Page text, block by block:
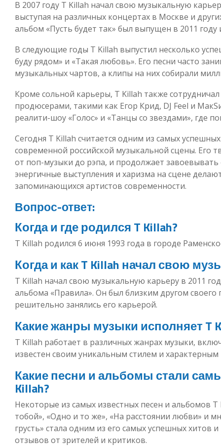
В 2007 году T Killah начал свою музыкальную
выступая на различных концертах в Москве и
альбом «Пусть будет так» был выпущен в 2011
В следующие годы T Killah выпустил несколько
буду рядом» и «Такая любовь». Его песни часто
музыкальных чартов, а клипы на них собирали
Кроме сольной карьеры, T Killah также
продюсерами, такими как Егор Крид, DJ Feel и
реалити-шоу «Голос» и «Танцы со звездами», где
Сегодня T Killah считается одним из самых
современной российской музыкальной сцены. Его
от поп-музыки до рэпа, и продолжает
энергичные выступления и харизма на сцене
запоминающихся артистов современности.
Вопрос-ответ:
Когда и где родился T Killah?
T Killah родился 6 июня 1993 года в городе
Когда и как T Killah начал свою
T Killah начал свою музыкальную карьеру в 2011
альбома «Правила». Он был близким другом своего
решительно занялись его карьерой.
Какие жанры музыки исполняет T
T Killah работает в различных жанрах музыки,
известен своим уникальным стилем и характерным
Какие песни и альбомы стали
Killah?
Некоторые из самых известных песен и альбомов
тобой», «Одно и то же», «На расстоянии любви» и
грусть» стала одним из его самых успешных
отзывов от зрителей и критиков.